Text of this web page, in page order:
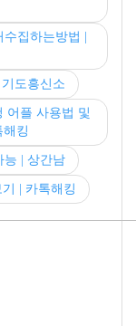
집하는방법 |
도흥신소
어플 사용법 및
킹
능 | 상간남
| 카톡해킹